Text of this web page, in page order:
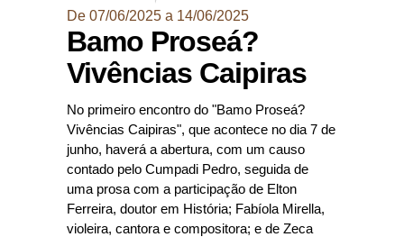
De 07/06/2025 a 14/06/2025
Bamo Proseá?
Vivências Caipiras
No primeiro encontro do "Bamo Proseá?
Vivências Caipiras", que acontece no dia 7 de
junho, haverá a abertura, com um causo
contado pelo Cumpadi Pedro, seguida de
uma prosa com a participação de Elton
Ferreira, doutor em História; Fabíola Mirella,
violeira, cantora e compositora; e de Zeca